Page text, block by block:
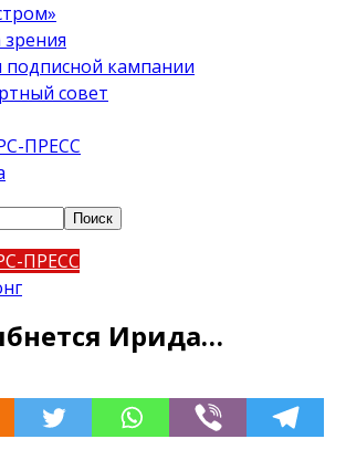
подписной кампании
совет
ПРЕСС
ПРЕСС
Ирида…